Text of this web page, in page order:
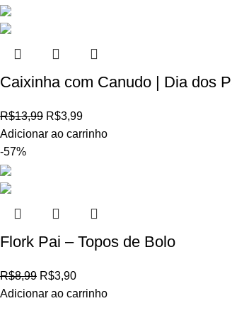
Caixinha com Canudo | Dia dos
R$13,99 R$3,99
Adicionar ao carrinho
-57%
Flork Pai – Topos de Bolo
R$8,99 R$3,90
Adicionar ao carrinho